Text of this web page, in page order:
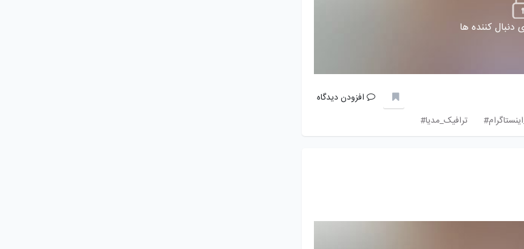
دنبال کننده ها
افزودن دیدگاه
ترافیک_مدیا#